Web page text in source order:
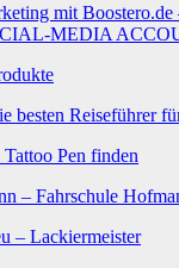
mit
MEDIA
besten Reiseführer
Pen finden
– Fahrschule
– Lackiermeister